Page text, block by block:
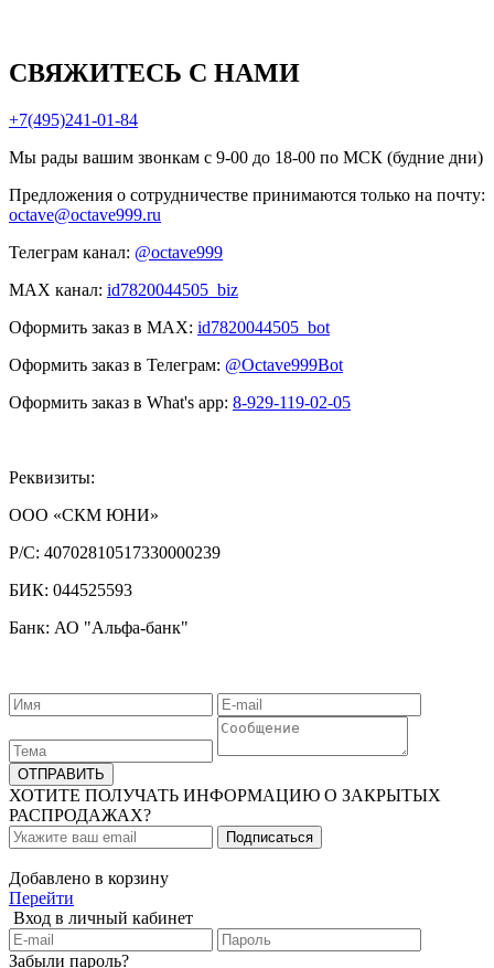
СВЯЖИТЕСЬ С НАМИ
+7(495)241-01-84
Мы рады вашим звонкам с 9-00 до 18-00 по МСК (будние дни)
Предложения о сотрудничестве принимаются только на почту:
octave@octave999.ru
Телеграм канал: @octave999
MAX канал: id7820044505_biz
Оформить заказ в MAX: id7820044505_bot
Оформить заказ в Телеграм: @Octave999Bot
Оформить заказ в What's app: 8-929-119-02-05
Реквизиты:
ООО «СКМ ЮНИ»
Р/С: 40702810517330000239
БИК: 044525593
Банк: АО "Альфа-банк"
ХОТИТЕ ПОЛУЧАТЬ ИНФОРМАЦИЮ О ЗАКРЫТЫХ
РАСПРОДАЖАХ?
Добавлено в корзину
Перейти
Вход в личный кабинет
Забыли пароль?